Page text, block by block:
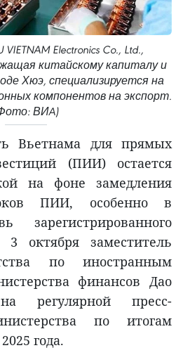
Electronics Co., Ltd.,
китайскому капиталу и
Хюэ, специализируется на
компонентов на экспорт.
ВИA)
Вьетнама для прямых
(ПИИ) остается
на фоне замедления
ПИИ, особенно в
зарегистрированного
3 октября заместитель
по иностранным
финансов Дао
регулярной пресс-
по итогам
года.